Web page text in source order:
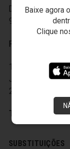
Baixe agora o
Clique
Domingos, 5-
9-Maciel, 10-
Reservas:
12-Lucas, 13-
Jean, 17-Tinin,
21-Juninho.
Técnico:
SUBSTITUIÇÕES